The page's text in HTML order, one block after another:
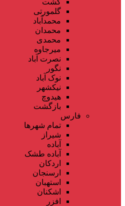
گلمورتی
محمدآباد
محمدان
محمدی
میرجاوه
نصرت آباد
نگور
نوک آباد
نیکشهر
هیدوچ
بازگشت
فارس
تمام شهر‌ها
شیراز
آباده
آباده طشک
اردکان
ارسنجان
استهبان
اشکنان
افزر